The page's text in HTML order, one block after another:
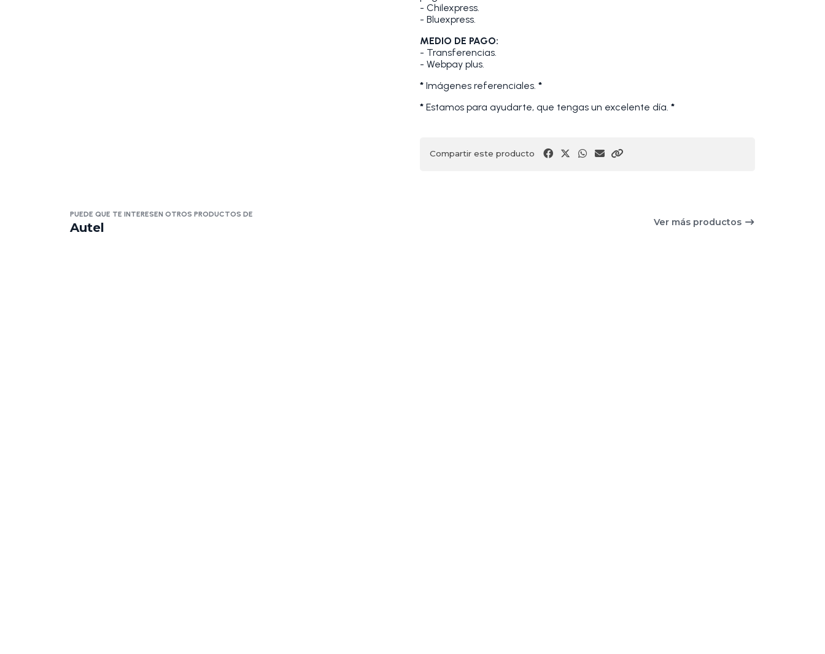
- Chilexpress.
- Bluexpress.
MEDIO DE PAGO:
- Transferencias.
- Webpay plus.
* Imágenes referenciales. *
* Estamos para ayudarte, que tengas un excelente día. *
Compartir este producto
PUEDE QUE TE INTERESEN OTROS PRODUCTOS DE
Autel Ver más productos